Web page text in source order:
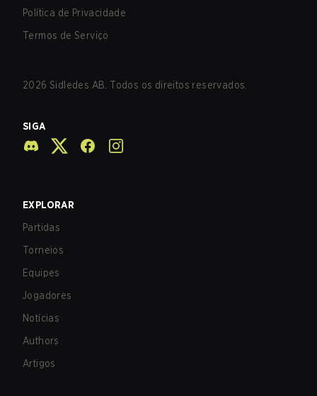
Política de Privacidade
Termos de Serviço
2026 Sidledes AB. Todos os direitos reservados.
SIGA
EXPLORAR
Partidas
Torneios
Equipes
Jogadores
Notícias
Authors
Artigos